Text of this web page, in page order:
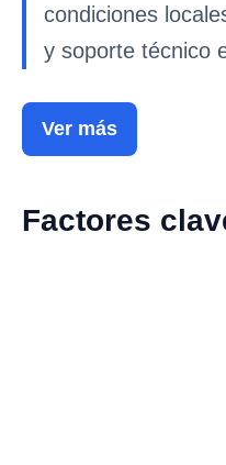
condiciones
y soporte técnico
Ver más
Factores